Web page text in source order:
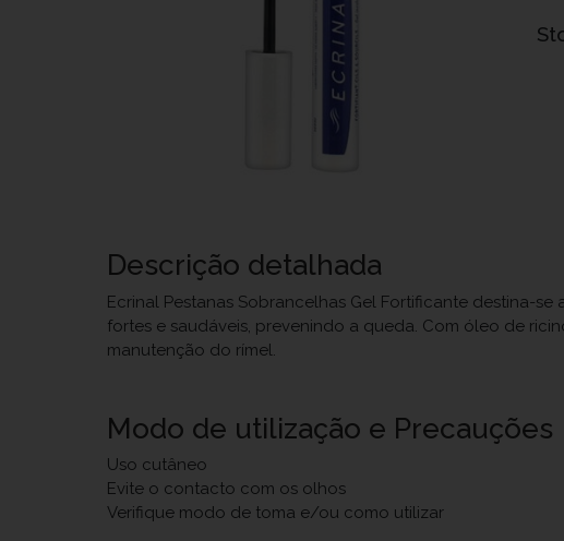
Descrição detalhada
Ecrinal Pestanas Sobrancelhas Gel Fortificante destina-
fortes e saudáveis, prevenindo a queda. Com óleo de
manutenção do rímel.
Modo de utilização e Precauções
Uso cutâneo
Evite o contacto com os olhos
Verifique modo de toma e/ou como utilizar